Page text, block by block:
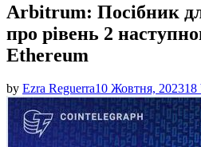
Arbitrum: Посібник
про рівень 2
Ethereum
by Ezra Reguerra10 Жовтня, 202318